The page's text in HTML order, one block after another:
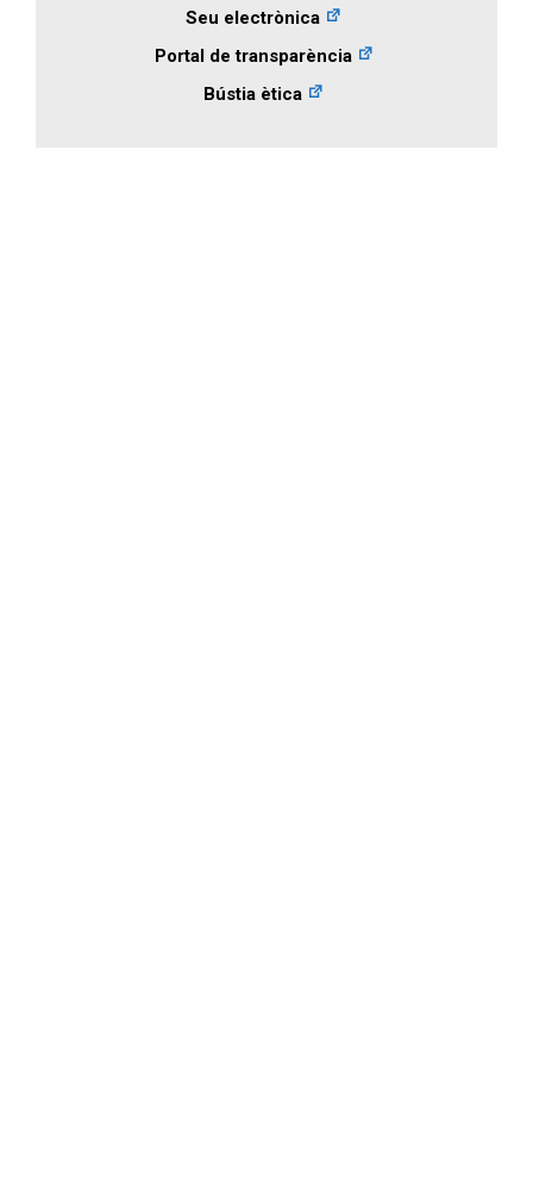
Seu electrònica
Portal de transparència
Bústia ètica